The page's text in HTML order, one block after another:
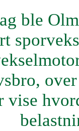
ble
vise